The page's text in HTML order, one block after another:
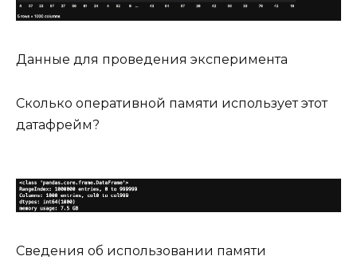
Данные для проведения эксперимента
Сколько оперативной памяти использует этот
датафрейм?
Сведения об использовании памяти